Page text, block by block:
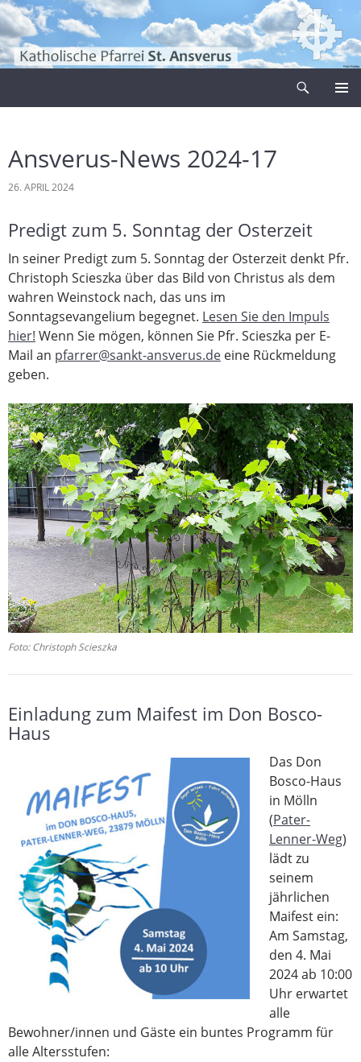
Zum
Inhalt
springen
Ansverus-News 2024-17
26. APRIL 2024
Predigt zum 5. Sonntag der Osterzeit
In seiner Predigt zum 5. Sonntag der Osterzeit denkt Pfr.
Christoph Scieszka über das Bild von Christus als dem
wahren Weinstock nach, das uns im
Sonntagsevangelium begegnet. Lesen Sie den Impuls
hier! Wenn Sie mögen, können Sie Pfr. Scieszka per E-
Mail an pfarrer@sankt-ansverus.de eine Rückmeldung
geben.
Foto: Christoph Scieszka
Einladung zum Maifest im Don Bosco-
Haus
Das Don
Bosco-Haus
in Mölln
(Pater-
Lenner-Weg)
lädt zu
seinem
jährlichen
Maifest ein:
Am Samstag,
den 4. Mai
2024 ab 10:00
Uhr erwartet
alle
Bewohner/innen und Gäste ein buntes Programm für
alle Altersstufen: